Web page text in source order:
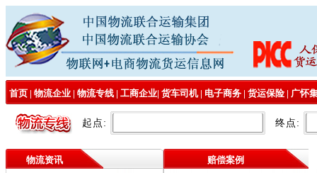
首页 | 物流企业 | 物流专线 | 工商企业| 货车司机| 电子商务 | 货运保险 | 广怀
起点: 终点:
物流资讯 赔偿案例